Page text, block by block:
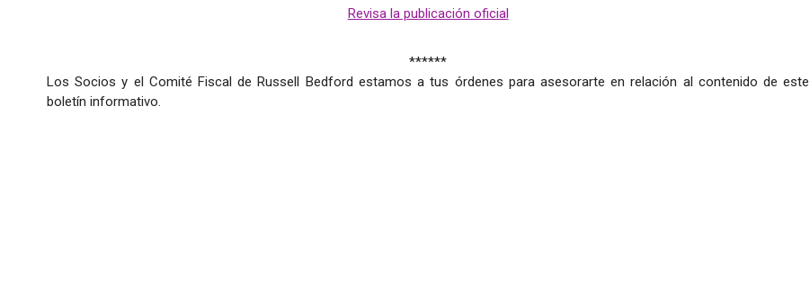
Revisa la publicación oficial
******
Los Socios y el Comité Fiscal de Russell Bedford estamos a tus órdenes para asesorarte en relación al contenido de este
boletín informativo.